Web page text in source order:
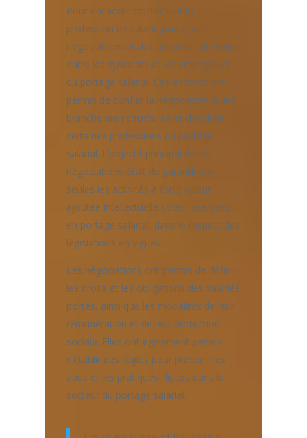
Pour encadrer strictement la
profession de salarié porté, des
négociations et des accords ont eu lieu
entre les syndicats et les employeurs
du portage salarial. Ces accords ont
permis de confier la négociation à une
branche bien structurée et d’exclure
certaines professions du portage
salarial. L’objectif principal de ces
négociations était de garantir que
seules les activités à forte valeur
ajoutée intellectuelle soient exercées
en portage salarial, dans le respect des
législations en vigueur.
Les négociations ont permis de définir
les droits et les obligations des salariés
portés, ainsi que les modalités de leur
rémunération et de leur protection
sociale. Elles ont également permis
d’établir des règles pour prévenir les
abus et les pratiques illicites dans le
secteur du portage salarial.